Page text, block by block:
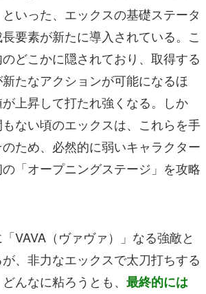
といった、エックスの基礎ステータ
要素が新たに導入されている。こ
どこかに隠されており、取得する
たなアクションが可能になるほ
上昇して打たれ強くなる。しか
ない頃のエックスは、これらを手
ため、必然的に弱いキャラクター
「オープニングステージ」を攻略
VAVA（ヴァヴァ）」なる強敵と
、非力なエックスで太刀打ちする
んなに粘ろうとも、 最終的には